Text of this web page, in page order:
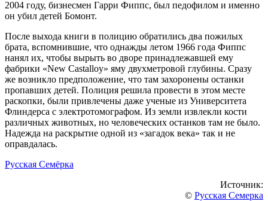
2004 году, бизнесмен Гарри Фиппс, был педофилом и именно
он убил детей Бомонт.
После выхода книги в полицию обратились два пожилых
брата, вспомнившие, что однажды летом 1966 года Фиппс
нанял их, чтобы вырыть во дворе принадлежавшей ему
фабрики «New Castalloy» яму двухметровой глубины. Сразу
же возникло предположение, что там захоронены останки
пропавших детей. Полиция решила провести в этом месте
раскопки, были привлечены даже ученые из Университета
Флиндерса с электротомографом. Из земли извлекли кости
различных животных, но человеческих останков там не было.
Надежда на раскрытие одной из «загадок века» так и не
оправдалась.
Русская Семёрка
Источник:
© Русская Семерка